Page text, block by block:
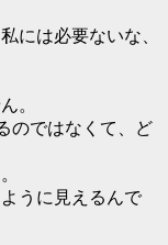
には必要ないな、
。
のではなくて、ど
うに見えるんで